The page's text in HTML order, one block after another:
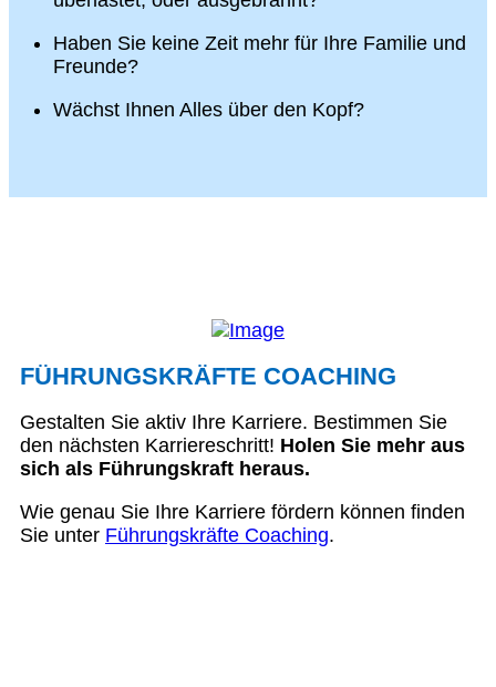
Haben Sie keine Zeit mehr für Ihre Familie und
Freunde?
Wächst Ihnen Alles über den Kopf?
FÜHRUNGSKRÄFTE COACHING
Gestalten Sie aktiv Ihre Karriere. Bestimmen Sie
den nächsten Karriereschritt! Holen Sie mehr aus
sich als Führungskraft heraus.
Wie genau Sie Ihre Karriere fördern können finden
Sie unter Führungskräfte Coaching.